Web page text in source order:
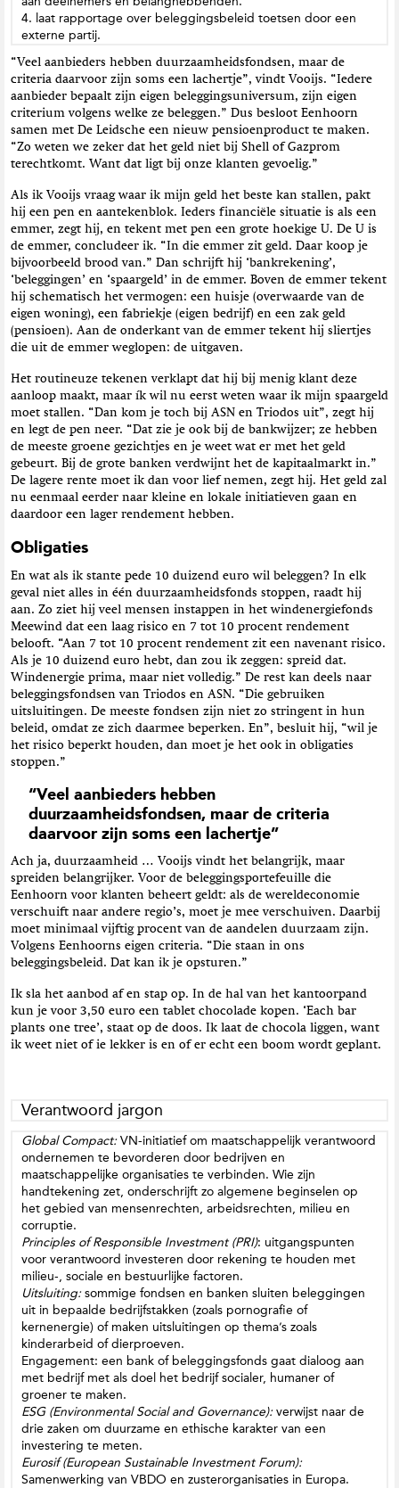
4. laat rapportage over beleggingsbeleid toetsen door een
externe partij.
“Veel aanbieders hebben duurzaamheidsfondsen, maar de
criteria daarvoor zijn soms een lachertje”, vindt Vooijs. “Iedere
aanbieder bepaalt zijn eigen beleggingsuniversum, zijn eigen
criterium volgens welke ze beleggen.” Dus besloot Eenhoorn
samen met De Leidsche een nieuw pensioenproduct te maken.
“Zo weten we zeker dat het geld niet bij Shell of Gazprom
terechtkomt. Want dat ligt bij onze klanten gevoelig.”
Als ik Vooijs vraag waar ik mijn geld het beste kan stallen, pakt
hij een pen en aantekenblok. Ieders financiële situatie is als een
emmer, zegt hij, en tekent met pen een grote hoekige U. De U is
de emmer, concludeer ik. “In die emmer zit geld. Daar koop je
bijvoorbeeld brood van.” Dan schrijft hij ‘bankrekening’,
‘beleggingen’ en ‘spaargeld’ in de emmer. Boven de emmer tekent
hij schematisch het vermogen: een huisje (overwaarde van de
eigen woning), een fabriekje (eigen bedrijf) en een zak geld
(pensioen). Aan de onderkant van de emmer tekent hij sliertjes
die uit de emmer weglopen: de uitgaven.
Het routineuze tekenen verklapt dat hij bij menig klant deze
aanloop maakt, maar ík wil nu eerst weten waar ik mijn spaargeld
moet stallen. “Dan kom je toch bij ASN en Triodos uit”, zegt hij
en legt de pen neer. “Dat zie je ook bij de bankwijzer; ze hebben
de meeste groene gezichtjes en je weet wat er met het geld
gebeurt. Bij de grote banken verdwijnt het de kapitaalmarkt in.”
De lagere rente moet ik dan voor lief nemen, zegt hij. Het geld zal
nu eenmaal eerder naar kleine en lokale initiatieven gaan en
daardoor een lager rendement hebben.
Obligaties
En wat als ik stante pede 10 duizend euro wil beleggen? In elk
geval niet alles in één duurzaamheidsfonds stoppen, raadt hij
aan. Zo ziet hij veel mensen instappen in het windenergiefonds
Meewind dat een laag risico en 7 tot 10 procent rendement
belooft. “Aan 7 tot 10 procent rendement zit een navenant risico.
Als je 10 duizend euro hebt, dan zou ik zeggen: spreid dat.
Windenergie prima, maar niet volledig.” De rest kan deels naar
beleggingsfondsen van Triodos en ASN. “Die gebruiken
uitsluitingen. De meeste fondsen zijn niet zo stringent in hun
beleid, omdat ze zich daarmee beperken. En”, besluit hij, “wil je
het risico beperkt houden, dan moet je het ook in obligaties
stoppen.”
“Veel aanbieders hebben
duurzaamheidsfondsen, maar de criteria
daarvoor zijn soms een lachertje”
Ach ja, duurzaamheid … Vooijs vindt het belangrijk, maar
spreiden belangrijker. Voor de beleggingsportefeuille die
Eenhoorn voor klanten beheert geldt: als de wereldeconomie
verschuift naar andere regio’s, moet je mee verschuiven. Daarbij
moet minimaal vijftig procent van de aandelen duurzaam zijn.
Volgens Eenhoorns eigen criteria. “Die staan in ons
beleggingsbeleid. Dat kan ik je opsturen.”
Ik sla het aanbod af en stap op. In de hal van het kantoorpand
kun je voor 3,50 euro een tablet chocolade kopen. ‘Each bar
plants one tree’, staat op de doos. Ik laat de chocola liggen, want
ik weet niet of ie lekker is en of er echt een boom wordt geplant.
Verantwoord jargon
Global Compact:VN-initiatief om maatschappelijk verantwoord
ondernemen te bevorderen door bedrijven en
maatschappelijke organisaties te verbinden. Wie zijn
handtekening zet, onderschrijft zo algemene beginselen op
het gebied van mensenrechten, arbeidsrechten, milieu en
corruptie.
Principles of Responsible Investment (PRI): uitgangspunten
voor verantwoord investeren door rekening te houden met
milieu-, sociale en bestuurlijke factoren.
Uitsluiting:sommige fondsen en banken sluiten beleggingen
uit in bepaalde bedrijfstakken (zoals pornografie of
kernenergie) of maken uitsluitingen op thema’s zoals
kinderarbeid of dierproeven.
Engagement: een bank of beleggingsfonds gaat dialoog aan
met bedrijf met als doel het bedrijf socialer, humaner of
groener te maken.
ESG (Environmental Social and Governance):verwijst naar de
drie zaken om duurzame en ethische karakter van een
investering te meten.
Eurosif (European Sustainable Investment Forum):
Samenwerking van VBDO en zusterorganisaties in Europa.